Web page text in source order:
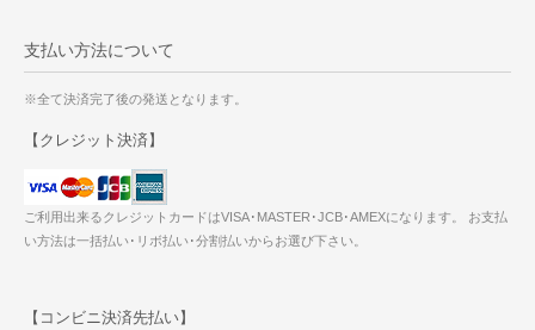
支払い方法について
※全て決済完了後の発送となります。
【クレジット決済】
ご利用出来るクレジットカードはVISA･MASTER･JCB･AMEXになります。 お支払
い方法は一括払い･リボ払い･分割払いからお選び下さい。
【コンビニ決済先払い】